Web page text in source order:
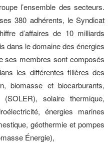
l’ensemble des secteurs.
380 adhérents, le Syndicat
d’affaires de 10 milliards
dans le domaine des énergies
ses membres sont composés
les différentes filières des
biomasse et biocarburants,
solaire thermique,
énergies marines
géothermie et pompes
Énergie),